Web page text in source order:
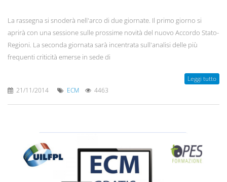
La rassegna si snoderà nell'arco di due giornate. Il primo giorno si
aprirà con una sessione sulle prossime novità del nuovo Accordo Stato-
Regioni. La seconda giornata sarà incentrata sull'analisi delle più
frequenti criticità emerse in sede di
Leggi tutto
21/11/2014 ECM 4463